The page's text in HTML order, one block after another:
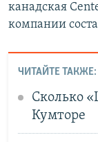
канадская
компании
ЧИТАЙТЕ ТАКЖЕ:
Сколько
Кумторе